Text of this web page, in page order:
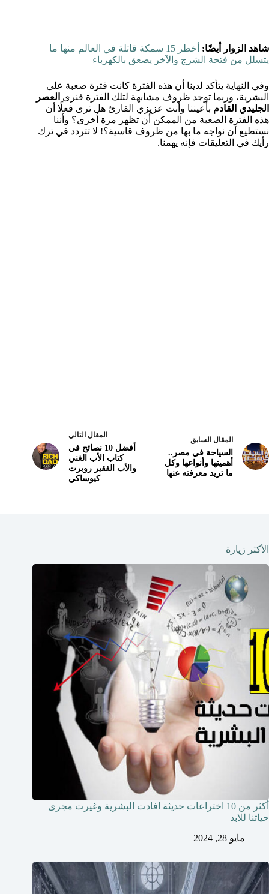
شاهد الزوار أيضًا:
أخطر 15 سمكة قاتلة في العالم منها ما
يتسلل من فتحة الشرج والآخر يصعق بالكهرباء
وفي النهاية يتأكد لدينا أن هذه الفترة كانت فترة صعبة على
البشرية، وربما توجد ظروف مشابهة لتلك الفترة فنرى العصر
الجليدي القادم بأعيننا وأنت عزيزي القارئ هل ترى فعلًا أن
هذه الفترة الصعبة من الممكن أن تظهر مرة أخرى؟ وأننا
نستطيع أن نواجه ما بها من ظروف قاسية؟! لا تتردد في ترك
رأيك في التعليقات فإنه يهمنا.
المقال السابق
السياحة في مصر..
أهميتها وأنواعها وكل
ما تريد معرفته عنها
المقال التالي
أفضل 10 نصائح في
كتاب الأب الغني
والأب الفقير روبرت
كيوساكي
الأكثر زيارة
أكثر من 10 اختراعات حديثة افادت البشرية وغيرت مجرى
حياتنا للابد
مايو 28, 2024